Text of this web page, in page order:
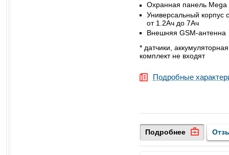
Охранная панель Mega
Универсальный корпус
от 1.2Ач до 7Ач
Внешняя GSM-антенна
* датчики,
комплект не входят
Подробные
Подробнее